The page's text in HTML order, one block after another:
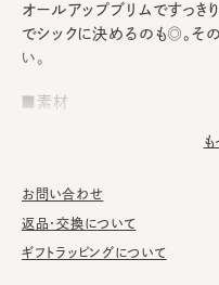
オールアップブリムですっき
でシックに決めるのも◎。そ
い。
■素材
ーズンはもちろん、幅広いシ
■お手入れ方法
洗濯不可。汚れにつきまして
しております。
も
お問い合わせ
返品・交換について
ギフトラッピングについて